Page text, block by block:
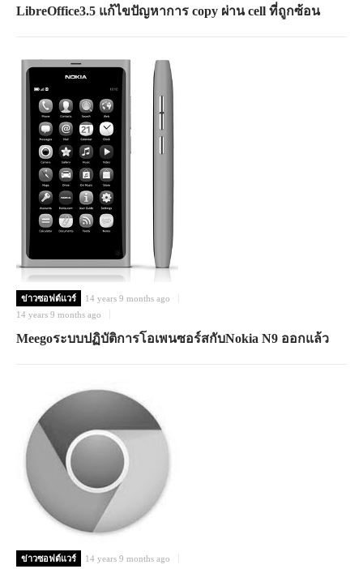
LibreOffice3.5 แก้ไขปัญหาการ copy ผ่าน cell ที่ถูกซ้อน
ข่าวซอฟต์แวร์
14 years 9 months ago
14 years 9 months ago
Meegoระบบปฏิบัติการโอเพนซอร์สกับNokia N9 ออกแล้ว
ข่าวซอฟต์แวร์
14 years 9 months ago